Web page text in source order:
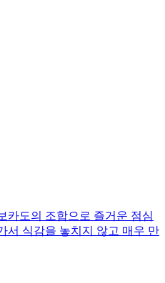
카도의 조합으로 즐거운 점심
서 식감을 놓치지 않고 매우 만